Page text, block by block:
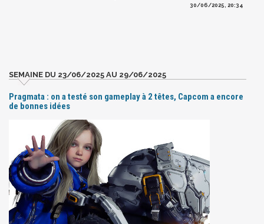
30/06/2025, 20:34
SEMAINE DU 23/06/2025 AU 29/06/2025
Pragmata : on a testé son gameplay à 2 têtes, Capcom a encore
de bonnes idées